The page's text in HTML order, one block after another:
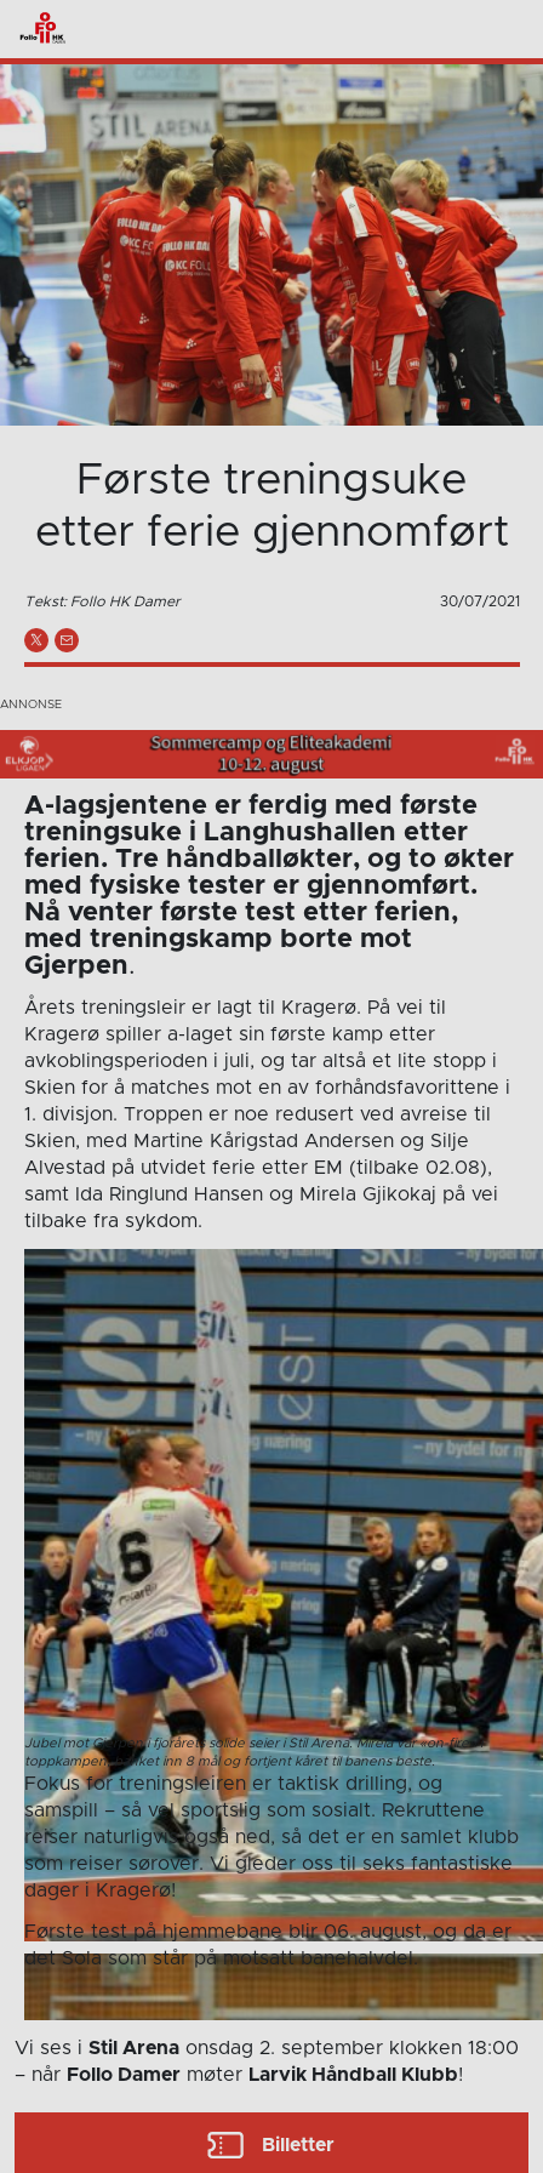
Første treningsuke
etter ferie gjennomført
Tekst: Follo HK Damer 30/07/2021
A-lagsjentene er ferdig med første
treningsuke i Langhushallen etter
ferien. Tre håndballøkter, og to økter
med fysiske tester er gjennomført.
Nå venter første test etter ferien,
med treningskamp borte mot
Gjerpen.
Årets treningsleir er lagt til Kragerø. På vei til
Kragerø spiller a-laget sin første kamp etter
avkoblingsperioden i juli, og tar altså et lite stopp i
Skien for å matches mot en av forhåndsfavorittene i
1. divisjon. Troppen er noe redusert ved avreise til
Skien, med Martine Kårigstad Andersen og Silje
Alvestad på utvidet ferie etter EM (tilbake 02.08),
samt Ida Ringlund Hansen og Mirela Gjikokaj på vei
tilbake fra sykdom.
Jubel mot Gjerpen i fjorårets solide seier i Stil Arena. Mirela var «on-fire» i
toppkampen, banket inn 8 mål og fortjent kåret til banens beste.
Fokus for treningsleiren er taktisk drilling, og
samspill – så vel sportslig som sosialt. Rekruttene
reiser naturligvis også ned, så det er en samlet klubb
som reiser sørover. Vi gleder oss til seks fantastiske
dager i Kragerø!
Første test på hjemmebane blir 06. august, og da er
det Sola som står på motsatt banehalvdel.
Vi ses i Stil Arena onsdag 2. september klokken 18:00
– når Follo Damer møter Larvik Håndball Klubb!
Billetter